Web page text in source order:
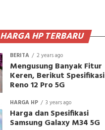
HARGA HP TERBARU
BERITA 2 years ago
Mengusung Banyak Fitur
Keren, Berikut Spesifikasi
Reno 12 Pro 5G
HARGA HP 3 years ago
Harga dan Spesifikasi
Samsung Galaxy M34 5G